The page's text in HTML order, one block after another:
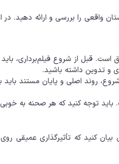
واقعی را بررسی و ارائه
قبل از شروع فیلم‌برداری،
و تدوین داشته باشید.
روند اصلی و پایان مستند باید
توجه کنید که هر صحنه به خوبی
کنید که تأثیرگذاری